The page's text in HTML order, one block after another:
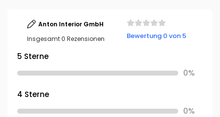
Anton Interior GmbH
Insgesamt 0 Rezensionen
Bewertung 0 von 5
5 Sterne
0%
4 Sterne
0%